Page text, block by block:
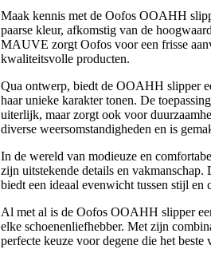
Maak kennis met de Oofos OOAHH
paarse kleur, afkomstig van de
MAUVE zorgt Oofos voor een frisse
kwaliteitsvolle producten.
Qua ontwerp, biedt de OOAHH slipper
haar unieke karakter tonen. De
uiterlijk, maar zorgt ook voor
diverse weersomstandigheden en is
In de wereld van modieuze en
zijn uitstekende details en
biedt een ideaal evenwicht tussen stijl en
Al met al is de Oofos OOAHH slipper
elke schoenenliefhebber. Met zijn
perfecte keuze voor degene die het